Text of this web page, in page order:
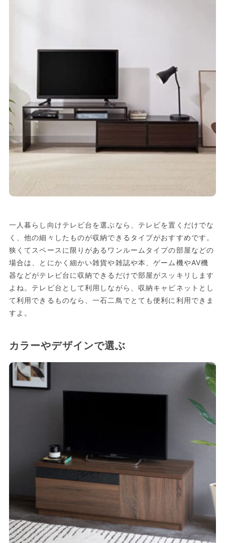
一人暮らし向けテレビ台を選ぶなら、テレビを置くだけでな
く、他の細々したものが収納できるタイプがおすすめです。
狭くてスペースに限りがあるワンルームタイプの部屋などの
場合は、とにかく細かい雑貨や雑誌や本、ゲーム機やAV機
器などがテレビ台に収納できるだけで部屋がスッキリします
よね。テレビ台として利用しながら、収納キャビネットとし
て利用できるものなら、一石二鳥でとても便利に利用できま
すよ。
カラーやデザインで選ぶ